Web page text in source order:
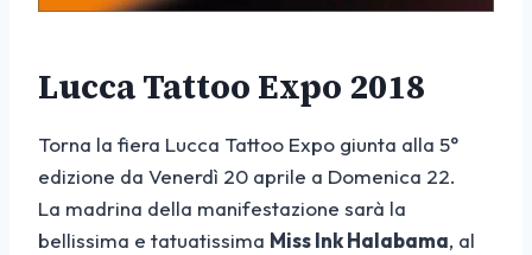
Lucca Tattoo Expo 2018
Torna la fiera Lucca Tattoo Expo giunta alla 5°
edizione da Venerdì 20 aprile a Domenica 22.
La madrina della manifestazione sarà la
bellissima e tatuatissima Miss Ink Halabama, al